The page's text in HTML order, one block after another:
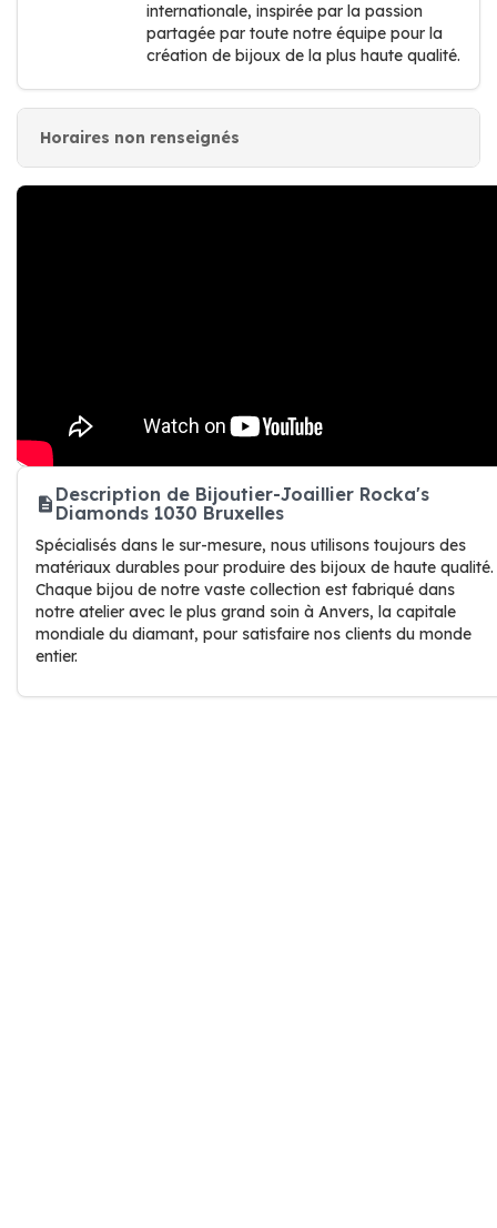
internationale, inspirée par la passion
partagée par toute notre équipe pour la
création de bijoux de la plus haute qualité.
Horaires non renseignés
Description de Bijoutier-Joaillier Rocka's
Diamonds 1030 Bruxelles
Spécialisés dans le sur-mesure, nous utilisons toujours des
matériaux durables pour produire des bijoux de haute qualité.
Chaque bijou de notre vaste collection est fabriqué dans
notre atelier avec le plus grand soin à Anvers, la capitale
mondiale du diamant, pour satisfaire nos clients du monde
entier.